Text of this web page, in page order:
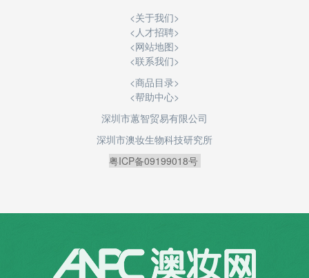
<关于我们>
< 人才招聘>
<网站地图>
<联系我们>
<商品目录>
<帮助中心>
深圳市蕙智贸易有限公司
深圳市澳妆生物科技研究所
粤ICP备09199018号